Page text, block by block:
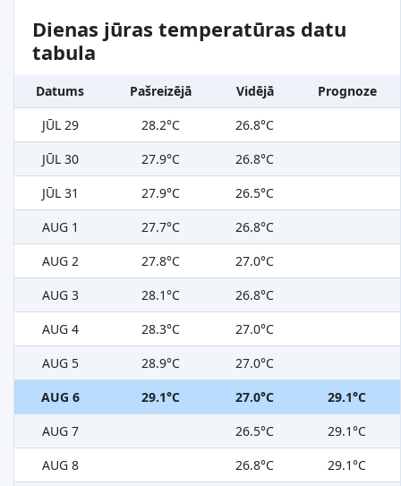
Dienas jūras temperatūras datu
tabula
Datums Pašreizējā Vidējā
Prognoze
JŪL 29
28.2°C
26.8°C
JŪL 30
27.9°C
26.8°C
JŪL 31
27.9°C
26.5°C
AUG 1
27.7°C
26.8°C
AUG 2
27.8°C
27.0°C
AUG 3
28.1°C
26.8°C
AUG 4
28.3°C
27.0°C
AUG 5
28.9°C
27.0°C
AUG 6
29.1°C 27.0°C
29.1°C
AUG 7
26.5°C
29.1°C
AUG 8
26.8°C
29.1°C